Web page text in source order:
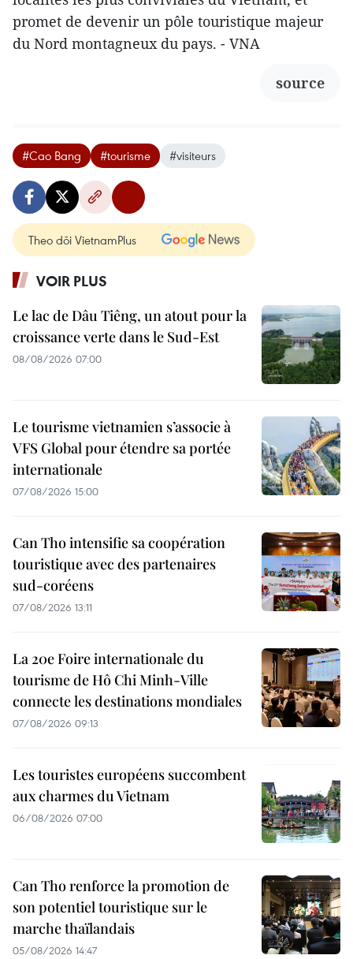
promet de devenir un pôle touristique majeur
du Nord montagneux du pays. - VNA
source
#Cao Bang #tourisme #visiteurs
Theo dõi VietnamPlus
VOIR PLUS
Le lac de Dâu Tiêng, un atout pour la
croissance verte dans le Sud-Est
08/08/2026 07:00
Le tourisme vietnamien s’associe à
VFS Global pour étendre sa portée
internationale
07/08/2026 15:00
Can Tho intensifie sa coopération
touristique avec des partenaires
sud-coréens
07/08/2026 13:11
La 20e Foire internationale du
tourisme de Hô Chi Minh-Ville
connecte les destinations mondiales
07/08/2026 09:13
Les touristes européens succombent
aux charmes du Vietnam
06/08/2026 07:00
Can Tho renforce la promotion de
son potentiel touristique sur le
marche thaïlandais
05/08/2026 14:47